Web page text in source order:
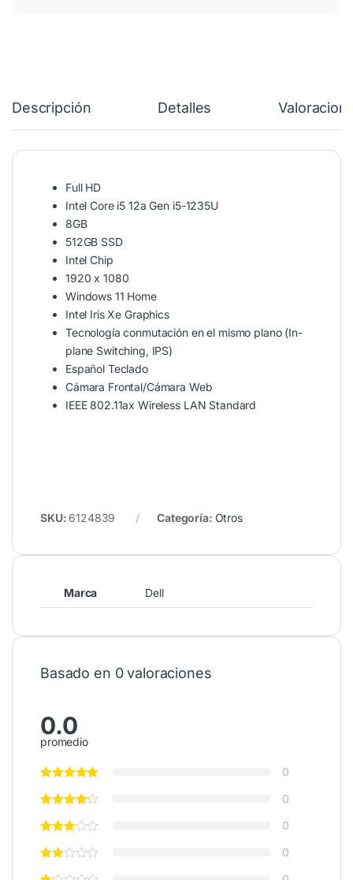
Descripción Detalles
Full HD
Intel Core i5 12a Gen i5-1235U
8GB
512GB SSD
Intel Chip
1920 x 1080
Windows 11 Home
Intel Iris Xe Graphics
Tecnología conmutación en el mismo plano (In-
plane Switching, IPS)
Español Teclado
Cámara Frontal/Cámara Web
IEEE 802.11ax Wireless LAN Standard
SKU:6124839 Categoría: Otros
Marca Dell
Basado en 0 valoraciones
0.0
promedio
0
0
0
0